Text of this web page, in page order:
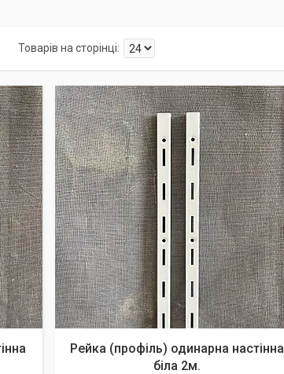
Рейка (профіль) одинарна настінна
біла 2м.